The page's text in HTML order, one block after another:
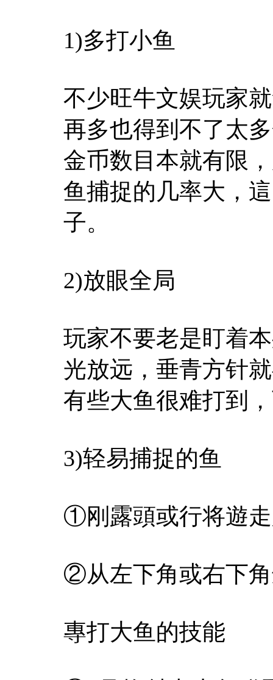
1)多打小鱼
不少旺牛文娱玩家
再多也得到不了太
金币数目本就有限
鱼捕捉的几率大，
子。
2)放眼全局
玩家不要老是盯着
光放远，垂青方针
有些大鱼很难打到
3)轻易捕捉的鱼
①刚露頭或行将遊
②从左下角或右下
專打大鱼的技能